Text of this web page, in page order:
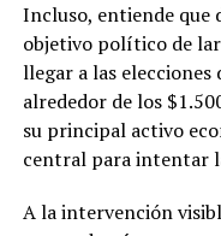
Incluso, entiende que
objetivo político de
llegar a las elecciones
alrededor de los
su principal activo
central para intentar
A la intervención